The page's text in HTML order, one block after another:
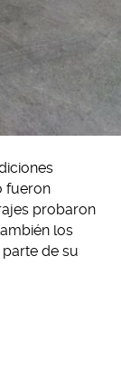
fueron
probaron
los
de su